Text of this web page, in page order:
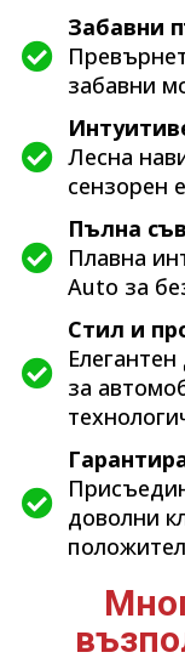
Забавни
забавни
Лесна
сензорен
Пълна
Плавна
Auto за
Стил и
за
доволни